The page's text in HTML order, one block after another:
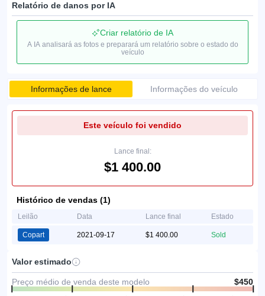
Relatório de danos por IA
Criar relatório de IA
A IA analisará as fotos e preparará um relatório sobre o estado do
veículo
Informações de lance Informações do veículo
Este veículo foi vendido
Lance final:
$1 400.00
Histórico de vendas (1)
Leilão Data Lance final Estado
Copart 2021-09-17 $1 400.00 Sold
Valor estimado
Preço médio de venda deste modelo $450